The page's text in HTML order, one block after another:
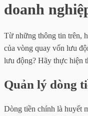
doanh
Từ những thông tin trên,
của vòng quay vốn lưu
lưu động? Hãy thực hiện
Quản lý dòng
Dòng tiền chính là huyết